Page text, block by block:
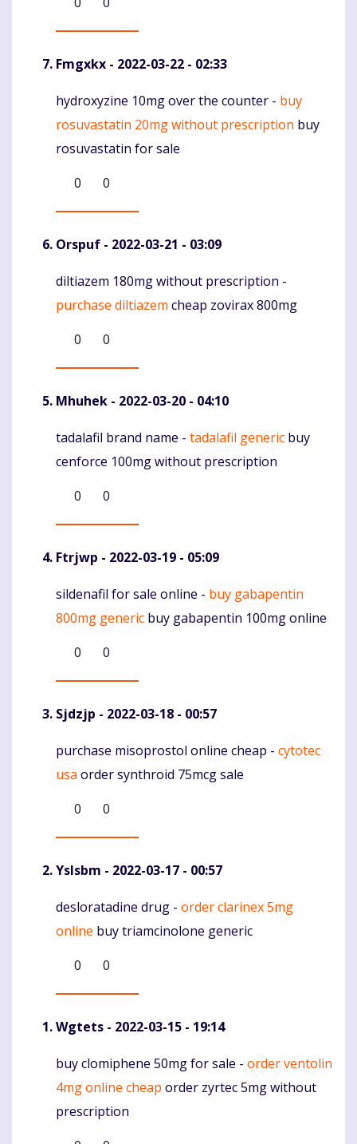
Fmgxkx - 2022-03-22 - 02:33
Komentaras
hydroxyzine 10mg over the counter - buy
rosuvastatin 20mg without prescription buy
rosuvastatin for sale
0
0
Orspuf - 2022-03-21 - 03:09
Komentaras
diltiazem 180mg without prescription -
purchase diltiazem cheap zovirax 800mg
0
0
Mhuhek - 2022-03-20 - 04:10
Komentaras
tadalafil brand name - tadalafil generic buy
cenforce 100mg without prescription
0
0
Ftrjwp - 2022-03-19 - 05:09
Komentaras
sildenafil for sale online - buy gabapentin
800mg generic buy gabapentin 100mg online
0
0
Sjdzjp - 2022-03-18 - 00:57
Komentaras
purchase misoprostol online cheap - cytotec
usa order synthroid 75mcg sale
0
0
Yslsbm - 2022-03-17 - 00:57
Komentaras
desloratadine drug - order clarinex 5mg
online buy triamcinolone generic
0
0
Wgtets - 2022-03-15 - 19:14
Komentaras
buy clomiphene 50mg for sale - order ventolin
4mg online cheap order zyrtec 5mg without
prescription